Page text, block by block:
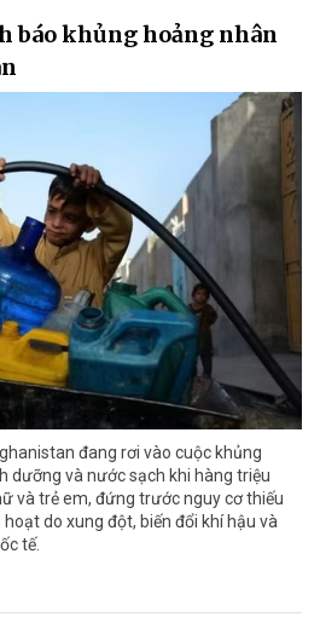
báo khủng hoảng nhân
đang rơi vào cuộc khủng
dưỡng và nước sạch khi hàng triệu
và trẻ em, đứng trước nguy cơ thiếu
do xung đột, biến đổi khí hậu và
tế.